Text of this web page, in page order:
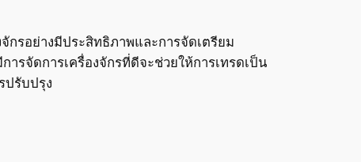
กรอย่างมีประสิทธิภาพและการจัดเตรียม
รจัดการเครื่องจักรที่ดีจะช่วยให้การเทรดเป็น
ปรับปรุง